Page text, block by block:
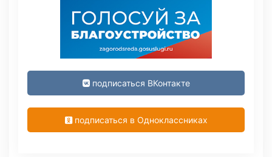
подписаться ВКонтакте
подписаться в Одноклассниках